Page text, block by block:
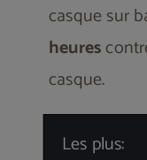
casque sur
heures
casque.
Les plus: